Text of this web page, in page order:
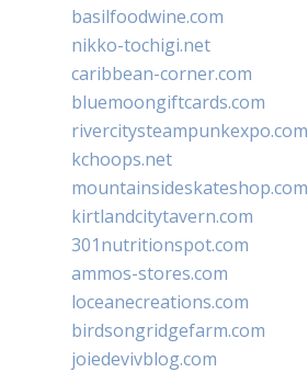
basilfoodwine.com
nikko-tochigi.net
caribbean-corner.com
bluemoongiftcards.com
rivercitysteampunkexpo.com
kchoops.net
mountainsideskateshop.com
kirtlandcitytavern.com
301nutritionspot.com
ammos-stores.com
loceanecreations.com
birdsongridgefarm.com
joiedevivblog.com